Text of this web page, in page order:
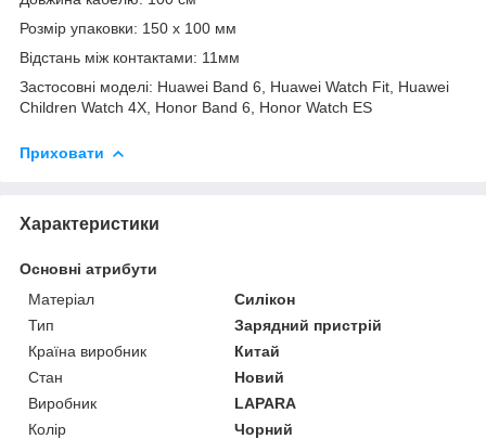
Розмір упаковки: 150 х 100 мм
Відстань між контактами: 11мм
Застосовні моделі: Huawei Band 6, Huawei Watch Fit, Huawei
Children Watch 4X, Honor Band 6, Honor Watch ES
Приховати
Характеристики
Основні атрибути
Матеріал
Силікон
Тип
Зарядний пристрій
Країна виробник
Китай
Стан
Новий
Виробник
LAPARA
Колір
Чорний